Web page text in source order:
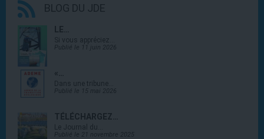
BLOG DU JDE
LE…
Si vous appréciez…
Publié le 11 juin 2026
«…
Dans une tribune…
Publié le 15 mai 2026
TÉLÉCHARGEZ…
Le Journal du…
Publié le 21 novembre 2025